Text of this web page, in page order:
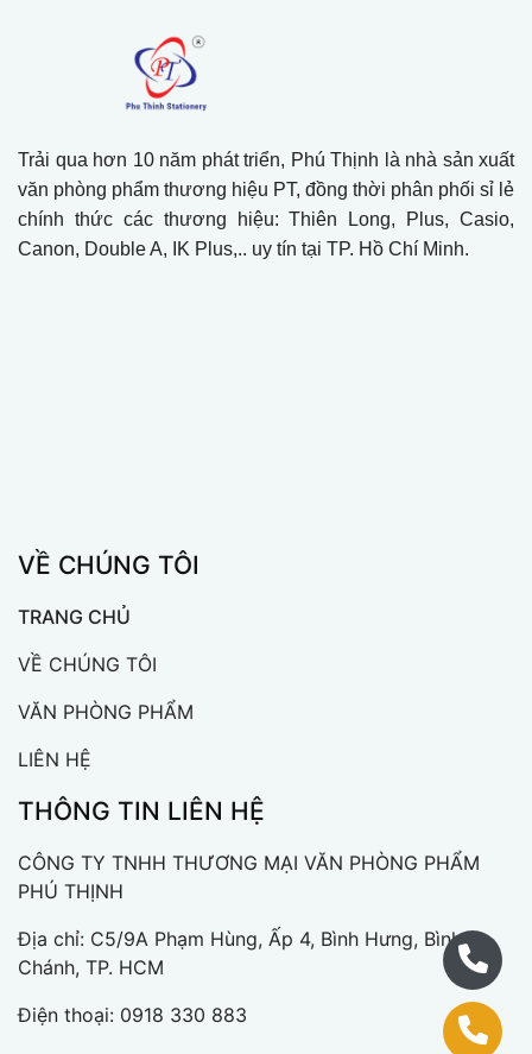
Trải qua hơn 10 năm phát triển, Phú Thịnh là nhà sản xuất
văn phòng phẩm thương hiệu PT, đồng thời phân phối sỉ lẻ
chính thức các thương hiệu: Thiên Long, Plus, Casio,
Canon, Double A, IK Plus,.. uy tín tại TP. Hồ Chí Minh.
VỀ CHÚNG TÔI
TRANG CHỦ
VỀ CHÚNG TÔI
VĂN PHÒNG PHẨM
LIÊN HỆ
THÔNG TIN LIÊN HỆ
CÔNG TY TNHH THƯƠNG MẠI VĂN PHÒNG PHẨM
PHÚ THỊNH
Địa chỉ: C5/9A Phạm Hùng, Ấp 4, Bình Hưng, Bình
Chánh, TP. HCM
Điện thoại: 0918 330 883